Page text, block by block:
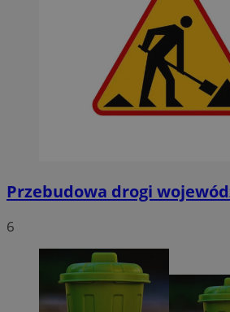
Przebudowa drogi
6